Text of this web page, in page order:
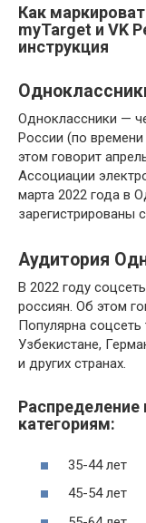
Как
myTarget и VK
инструкция
Одноклассники —
России (по
этом говорит
Ассоциации
марта 2022 года в
зарегистрированы
Аудитория
В 2022 году
россиян. Об этом
Популярна соцсеть
Узбекистане,
и других странах.
категориям:
35-44 лет
45-54 лет